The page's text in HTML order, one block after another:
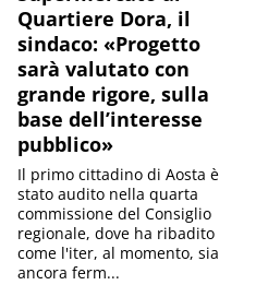
Quartiere Dora, il
sindaco: «Progetto
sarà valutato con
grande rigore, sulla
base dell’interesse
pubblico»
Il primo cittadino di Aosta è
stato audito nella quarta
commissione del Consiglio
regionale, dove ha ribadito
come l'iter, al momento, sia
ancora ferm...